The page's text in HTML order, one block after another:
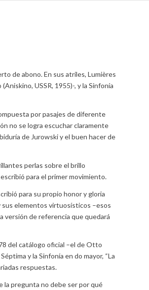
de abono. En sus atriles, Lumières
USSR, 1955)-, y la Sinfonía
por pasajes de diferente
no se logra escuchar claramente
de Jurowski y el buen hacer de
perlas sobre el brillo
para el primer movimiento.
para su propio honor y gloria
sus elementos virtuosísticos –esos
versión de referencia que quedará
del catálogo oficial –el de Otto
y la Sinfonía en do mayor, “La
respuestas.
la pregunta no debe ser por qué